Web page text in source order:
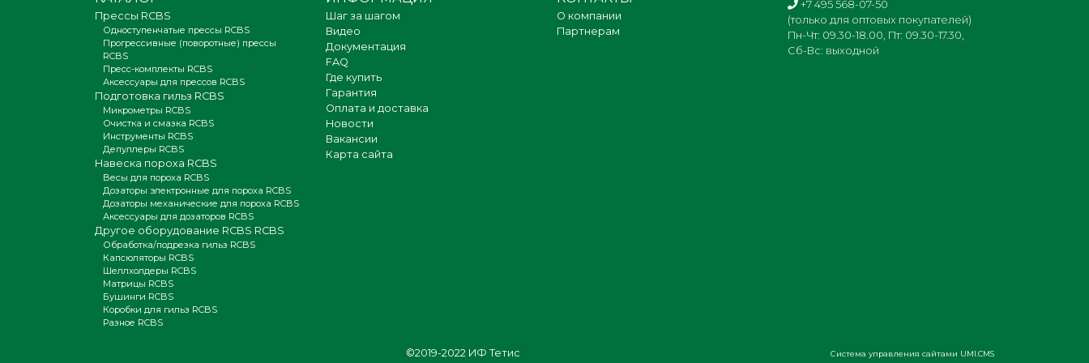
Прессы RCBS
Одноступенчатые прессы RCBS
Прогрессивные (поворотные) прессы
RCBS
Пресс-комплекты RCBS
Аксессуары для прессов RCBS
Подготовка гильз RCBS
Микрометры RCBS
Очистка и смазка RCBS
Инструменты RCBS
Депуллеры RCBS
Навеска пороха RCBS
Весы для пороха RCBS
Дозаторы электронные для пороха RCBS
Дозаторы механические для пороха RCBS
Аксессуары для дозаторов RCBS
Другое оборудование RCBS RCBS
Обработка/подрезка гильз RCBS
Капсюляторы RCBS
Шеллхолдеры RCBS
Матрицы RCBS
Бушинги RCBS
Коробки для гильз RCBS
Разное RCBS
Шаг за шагом
Видео
Документация
FAQ
Где купить
Гарантия
Оплата и доставка
Новости
Вакансии
Карта сайта
О компании
Партнерам
+7 495 568-07-50
(только для оптовых покупателей)
Пн-Чт: 09.30-18.00, Пт: 09.30-17.30,
Сб-Вс: выходной
©2019-2022 ИФ Тетис Система управления сайтами UMI.CMS